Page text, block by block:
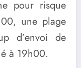
pour risque
une plage
d’envoi de
à 19h00.